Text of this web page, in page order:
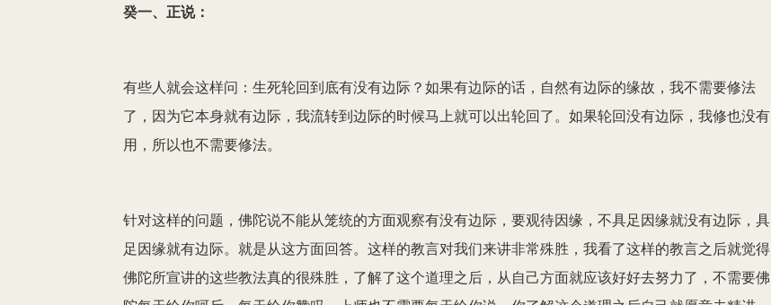
量。
癸一、正说：
有些人就会这样问：生死轮回到底有没有边际？如果有边际的话，自然有边际的缘故，我不需要修法
了，因为它本身就有边际，我流转到边际的时候马上就可以出轮回了。如果轮回没有边际，我修也没有
用，所以也不需要修法。
针对这样的问题，佛陀说不能从笼统的方面观察有没有边际，要观待因缘，不具足因缘就没有边际，具
足因缘就有边际。就是从这方面回答。这样的教言对我们来讲非常殊胜，我看了这样的教言之后就觉得
佛陀所宣讲的这些教法真的很殊胜，了解了这个道理之后，从自己方面就应该好好去努力了，不需要佛